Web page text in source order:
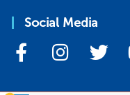
Social Media